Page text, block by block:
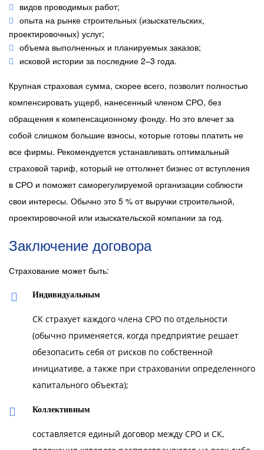
видов проводимых работ;
опыта на рынке строительных (изыскательских,
проектировочных) услуг;
объема выполненных и планируемых заказов;
исковой истории за последние 2–3 года.
Крупная страховая сумма, скорее всего, позволит полностью
компенсировать ущерб, нанесенный членом СРО, без
обращения к компенсационному фонду. Но это влечет за
собой слишком большие взносы, которые готовы платить не
все фирмы. Рекомендуется устанавливать оптимальный
страховой тариф, который не оттолкнет бизнес от вступления
в СРО и поможет саморегулируемой организации соблюсти
свои интересы. Обычно это 5 % от выручки строительной,
проектировочной или изыскательской компании за год.
Заключение договора
Страхование может быть:
Индивидуальным
СК страхует каждого члена СРО по отдельности
(обычно применяется, когда предприятие решает
обезопасить себя от рисков по собственной
инициативе, а также при страховании определенного
капитального объекта);
Коллективным
составляется единый договор между СРО и СК,